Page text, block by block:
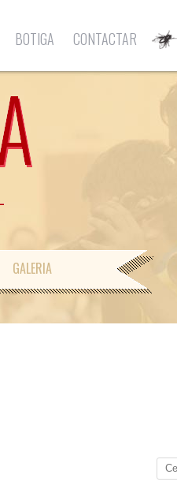
BOTIGA CONTACTAR
GALERIA